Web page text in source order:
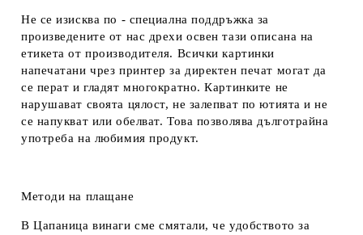
Не се изисква по - специална поддръжка за
произведените от нас дрехи освен тази описана на
етикета от производителя. Всички картинки
напечатани чрез принтер за директен печат могат да
се перат и гладят многократно. Картинките не
нарушават своята цялост, не залепват по ютията и не
се напукват или обелват. Това позволява дълготрайна
употреба на любимия продукт.
Методи на плащане
В Цапаница винаги сме смятали, че удобството за